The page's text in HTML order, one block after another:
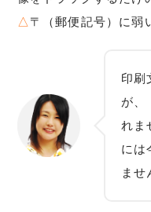
△ 〒（郵便記号）に弱
印刷
が、
れま
には
ませ